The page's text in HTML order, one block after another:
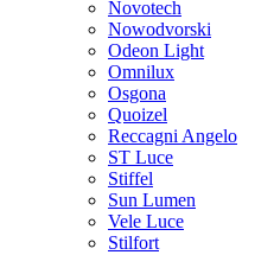
Novotech
Nowodvorski
Odeon Light
Omnilux
Osgona
Quoizel
Reccagni Angelo
ST Luce
Stiffel
Sun Lumen
Vele Luce
Stilfort